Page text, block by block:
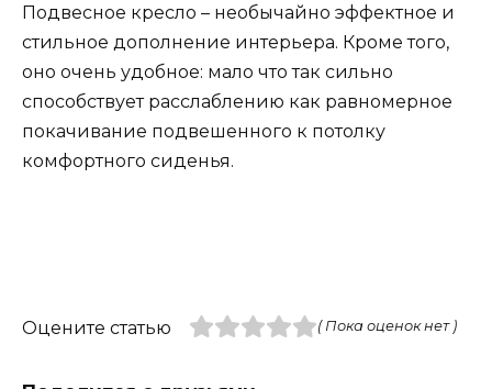
Подвесное кресло – необычайно эффектное и
стильное дополнение интерьера. Кроме того,
оно очень удобное: мало что так сильно
способствует расслаблению как равномерное
покачивание подвешенного к потолку
комфортного сиденья.
Оцените статью ( Пока оценок нет )